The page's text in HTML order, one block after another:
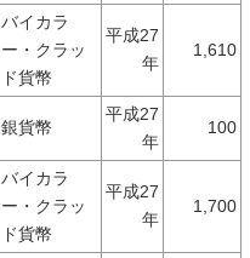
バイカラ
ー・クラッ
ド貨幣
平成27
年
1,610
銀貨幣
平成27
年
100
バイカラ
ー・クラッ
ド貨幣
平成27
年
1,700